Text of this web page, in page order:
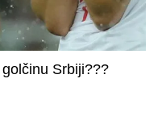
Srbiji???